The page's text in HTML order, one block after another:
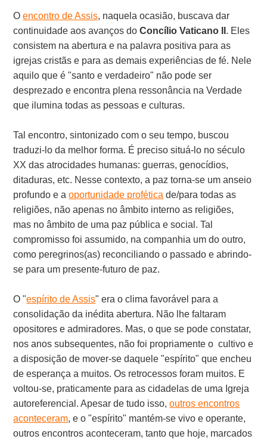
Oencontro de Assis, naquela ocasião, buscava dar
continuidade aos avanços doConcílio Vaticano II . Eles
consistem na abertura e na palavra positiva para as
igrejas cristãs e para as demais experiências de fé. Nele
aquilo que é "santo e verdadeiro" não pode ser
desprezado e encontra plena ressonância na Verdade
que ilumina todas as pessoas e culturas.
Tal encontro, sintonizado com o seu tempo, buscou
traduzi-lo da melhor forma. É preciso situá-lo no século
XX das atrocidades humanas: guerras, genocídios,
ditaduras, etc. Nesse contexto, a paz torna-se um anseio
profundo e aoportunidade profética de/para todas as
religiões, não apenas no âmbito interno as religiões,
mas no âmbito de uma paz pública e social. Tal
compromisso foi assumido, na companhia um do outro,
como peregrinos(as) reconciliando o passado e abrindo-
se para um presente-futuro de paz.
O "espírito de Assis" era o clima favorável para a
consolidação da inédita abertura. Não lhe faltaram
opositores e admiradores. Mas, o que se pode constatar,
nos anos subsequentes, não foi propriamente o cultivo e
a disposição de mover-se daquele "espírito" que encheu
de esperança a muitos. Os retrocessos foram muitos. E
voltou-se, praticamente para as cidadelas de uma Igreja
autoreferencial. Apesar de tudo isso,outros encontros
aconteceram, e o "espírito" mantém-se vivo e operante,
outros encontros aconteceram, tanto que hoje, marcados